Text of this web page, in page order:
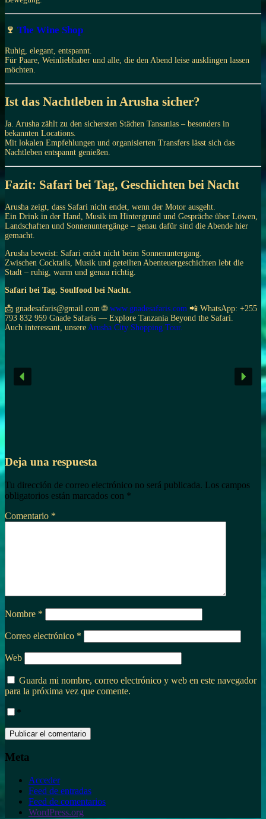
🍷 The Wine Shop
Ruhig, elegant, entspannt.
Für Paare, Weinliebhaber und alle, die den Abend leise ausklingen lassen
möchten.
Ist das Nachtleben in Arusha sicher?
Ja. Arusha zählt zu den sichersten Städten Tansanias – besonders in
bekannten Locations.
Mit lokalen Empfehlungen und organisierten Transfers lässt sich das
Nachtleben entspannt genießen.
Fazit: Safari bei Tag, Geschichten bei Nacht
Arusha zeigt, dass Safari nicht endet, wenn der Motor ausgeht.
Ein Drink in der Hand, Musik im Hintergrund und Gespräche über Löwen,
Landschaften und Sonnenuntergänge – genau dafür sind die Abende hier
gemacht.
Arusha beweist: Safari endet nicht beim Sonnenuntergang.
Zwischen Cocktails, Musik und geteilten Abenteuergeschichten lebt die
Stadt – ruhig, warm und genau richtig.
Safari bei Tag. Soulfood bei Nacht.
📩 gnadesafaris@gmail.com 🌐 www.gnadesafaris.com 📲 WhatsApp: +255
793 832 959 Gnade Safaris — Explore Tanzania Beyond the Safari.
Auch interessant, unsere Arusha City Shopping Tour.
Deja una respuesta
Tu dirección de correo electrónico no será publicada. Los campos
obligatorios están marcados con *
Comentario *
Nombre *
Correo electrónico *
Web
Guarda mi nombre, correo electrónico y web en este navegador
para la próxima vez que comente.
*
Meta
Acceder
Feed de entradas
Feed de comentarios
WordPress.org